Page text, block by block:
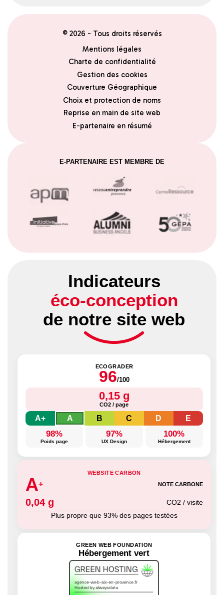
© 2026 - Tous droits réservés
Mentions légales
Charte de confidentialité
Gestion des cookies
Couverture Géographique
Choix et protection de noms
Reprise en main de site web
E-partenaire en résumé
E-PARTENAIRE EST MEMBRE DE
Indicateurs
éco-conception
de notre site web
ECOGRADER
96/100
0,15 g
CO2 / page
A+ A B C D E
98%
Poids page
97%
UX Design
100%
Hébergement
WEBSITE CARBON
A+ NOTE CARBONE
0,04 g
CO2 / visite
Plus propre que 93% des pages testées
GREEN WEB FOUNDATION
Hébergement vert